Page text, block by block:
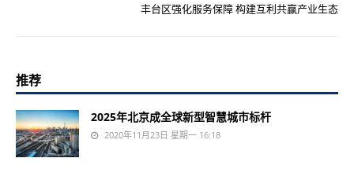
丰台区强化服务保障 构建互利共赢产业生态
推荐
2025年北京成全球新型智慧城市标杆
2020年11月23日 星期一 16:18